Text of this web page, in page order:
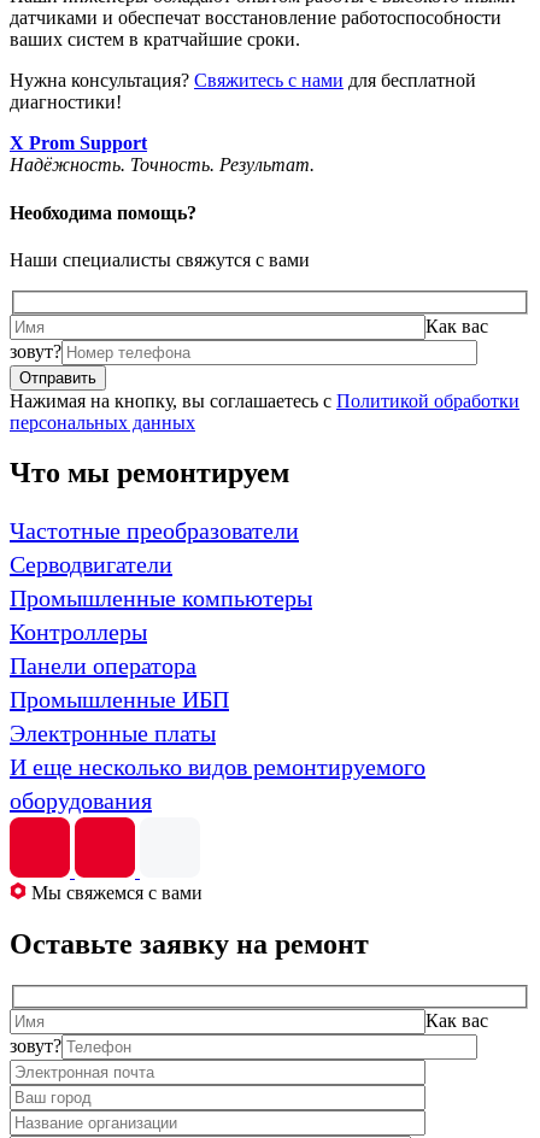
датчиками и обеспечат восстановление работоспособности
ваших систем в кратчайшие сроки.
Нужна консультация? Свяжитесь с нами для бесплатной
диагностики!
X Prom Support
Надёжность. Точность. Результат.
Необходима помощь?
Наши специалисты свяжутся с вами
Как вас
зовут?
Нажимая на кнопку, вы соглашаетесь с Политикой обработки
персональных данных
Что мы ремонтируем
Частотные преобразователи
Серводвигатели
Промышленные компьютеры
Контроллеры
Панели оператора
Промышленные ИБП
Электронные платы
И еще несколько видов ремонтируемого
оборудования
Мы свяжемся с вами
Оставьте заявку на ремонт
Как вас
зовут?